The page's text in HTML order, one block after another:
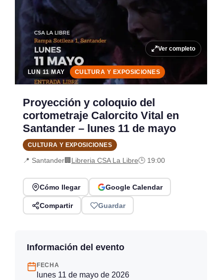
Ver completo
LUN 11 MAY CULTURA Y EXPOSICIONES
Proyección y coloquio del
cortometraje Calorcito Vital en
Santander – lunes 11 de mayo
CULTURA Y EXPOSICIONES
📍 Santander🏢 Libreria CSA La Libre🕒 19:00
Cómo llegar Google Calendar
Compartir Guardar
Información del evento
FECHA
lunes 11 de mayo de 2026